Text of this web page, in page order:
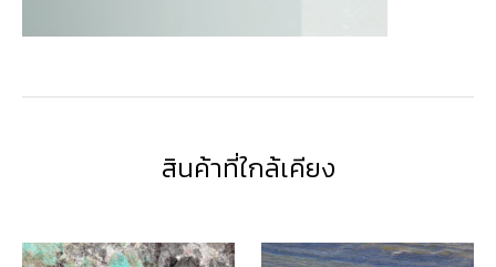
สินค้าที่ใกล้เคียง